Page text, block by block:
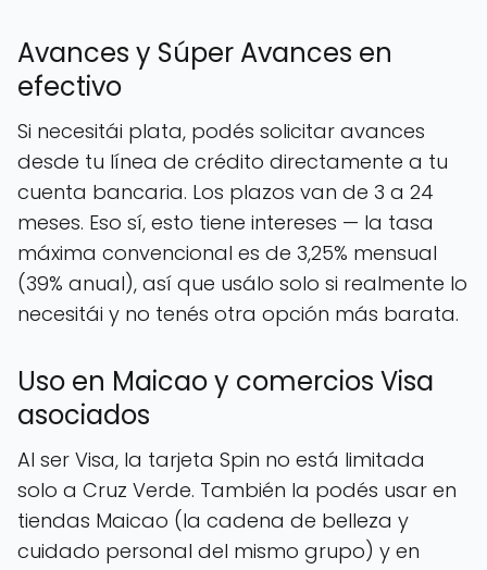
Avances y Súper Avances en
efectivo
Si necesitái plata, podés solicitar avances
desde tu línea de crédito directamente a tu
cuenta bancaria. Los plazos van de 3 a 24
meses. Eso sí, esto tiene intereses — la tasa
máxima convencional es de 3,25% mensual
(39% anual), así que usálo solo si realmente lo
necesitái y no tenés otra opción más barata.
Uso en Maicao y comercios Visa
asociados
Al ser Visa, la tarjeta Spin no está limitada
solo a Cruz Verde. También la podés usar en
tiendas Maicao (la cadena de belleza y
cuidado personal del mismo grupo) y en